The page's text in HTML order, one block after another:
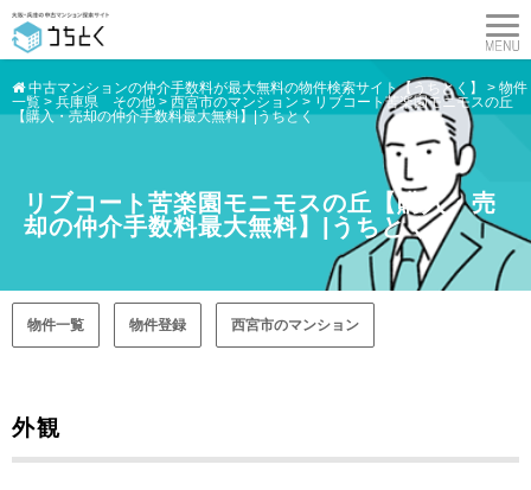
中古マンションの仲介手数料が最大無料の物件検索サイト【うちとく】 > 物件
一覧 > 兵庫県 その他 > 西宮市のマンション > リブコート苦楽園モニモスの丘
【購入・売却の仲介手数料最大無料】|うちとく
リブコート苦楽園モニモスの丘【購入・売
却の仲介手数料最大無料】|うちとく
物件一覧 物件登録 西宮市のマンション
外観